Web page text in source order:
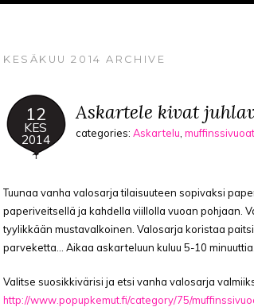
KESÄKUU 2014 ARCHIVE
12
KES
2014
Askartele kivat
categories: Askartelu muffinssivuoat
Tuunaa vanha valosarja tilaisuuteen sopivaksi
paperiveitsellä ja kahdella viillolla vuoan pohjaan.
tyylikkään mustavalkoinen. Valosarja koristaa
parveketta… Aikaa askarteluun kuluu 5-10 minuuttia.
Valitse suosikkivärisi ja etsi vanha valosarja
http://www.popupkemut.fi/category/75/